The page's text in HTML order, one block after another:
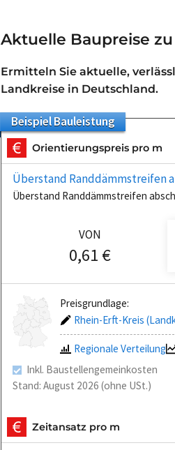
Aktuelle Baupreise
Ermitteln Sie aktuelle,
Landkreise in Deutschland.
BeispielBauleistung
Orientierungspreis pro m
Überstand Randdämmstreifen
Überstand Randdämmstreifen
VON
0,61 €
Preisgrundlage:
Rhein-Erft-Kreis
Regionale Verteilung
Inkl. Baustellengemeinkosten
Stand: August 2026 (ohne USt.)
Zeitansatz pro m